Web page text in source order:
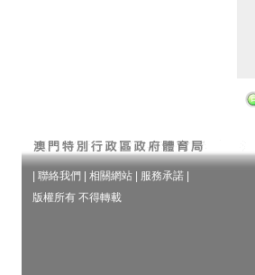
聯絡我們 相關網站 服務承諾
版權所有 不得轉載